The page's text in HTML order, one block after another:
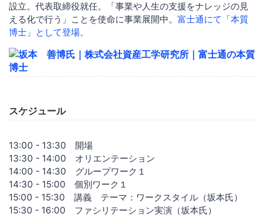
設立。代表取締役就任。「事業や人生の支援をナレッジの見
える化で行う」ことを使命に事業展開中。 富士通にて「本質
博士」として登場。
スケジュール
13:00 - 13:30 開場
13:30 - 14:00 オリエンテーション
14:00 - 14:30 グループワーク１
14:30 - 15:00 個別ワーク１
15:00 - 15:30 講義 テーマ：ワークスタイル（坂本氏）
15:30 - 16:00 ファシリテーション実演（坂本氏）